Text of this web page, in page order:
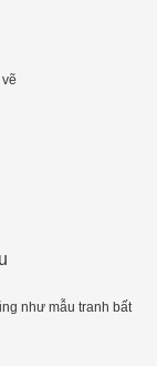
như mẫu tranh bất